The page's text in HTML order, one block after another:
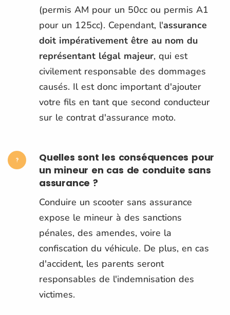
(permis AM pour un 50cc ou permis A1
pour un 125cc). Cependant, l'assurance
doit impérativement être au nom du
représentant légal majeur, qui est
civilement responsable des dommages
causés. Il est donc important d'ajouter
votre fils en tant que second conducteur
sur le contrat d'assurance​ moto.
Quelles sont les conséquences pour
un mineur en cas de conduite sans
assurance ?
Conduire un scooter sans assurance
expose le mineur à des sanctions
pénales, des amendes, voire la
confiscation du véhicule. De plus, en cas
d'accident, les parents seront
responsables de l'indemnisation des
victimes.